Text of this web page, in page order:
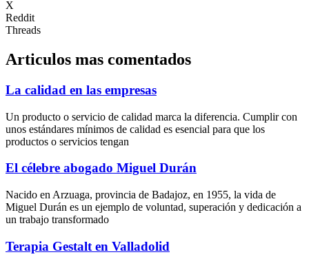
X
Reddit
Threads
Articulos mas comentados
La calidad en las empresas
Un producto o servicio de calidad marca la diferencia. Cumplir con
unos estándares mínimos de calidad es esencial para que los
productos o servicios tengan
El célebre abogado Miguel Durán
Nacido en Arzuaga, provincia de Badajoz, en 1955, la vida de
Miguel Durán es un ejemplo de voluntad, superación y dedicación a
un trabajo transformado
Terapia Gestalt en Valladolid